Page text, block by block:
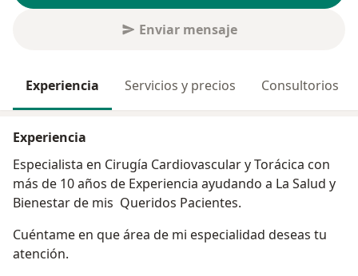
Enviar mensaje
Experiencia Servicios y precios Consultorios
Experiencia
Especialista en Cirugía Cardiovascular y Torácica con
más de 10 años de Experiencia ayudando a La Salud y
Bienestar de mis Queridos Pacientes.
Cuéntame en que área de mi especialidad deseas tu
atención.